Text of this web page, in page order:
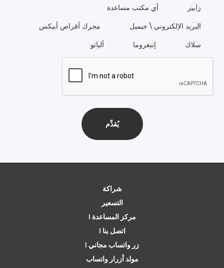
زابير أي مكتب مساعدة
البريد الإلكتروني \ جيميل محرك أقراص أبيكس
سلاك إنتغروما ألباتو
شراكة
التسعير
مركز المساعدة |
اتصل بنا |
زر واتساب مجاني |
مولد أزرار واتساب